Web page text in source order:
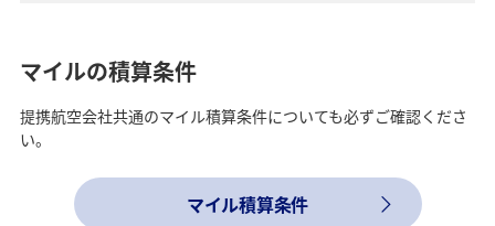
マイルの積算条件
提携航空会社共通のマイル積算条件についても必ずご確認くださ
い。
マイル積算条件